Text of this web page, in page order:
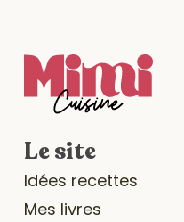
Le site
Idées recettes
Mes livres